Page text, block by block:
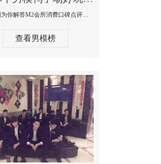
本文详细为你解答M2会所消费口碑点评，更多关于哪个男模鸭子场好玩陪酒服务好免费咨询150 99997335微信同步！
查看男模榜